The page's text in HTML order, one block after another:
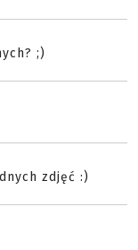
;)
zdjęć :)